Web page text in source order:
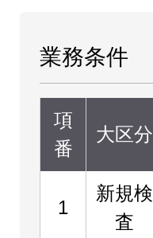
業務条件
項
番
大区分
1
新規検
査